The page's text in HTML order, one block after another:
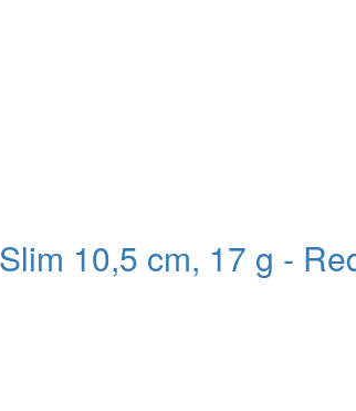
10,5 cm, 17 g -